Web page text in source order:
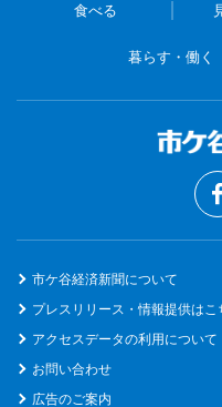
食べる
暮らす・働く
市ケ谷経済新聞について
プレスリリース・情報提供はこ
アクセスデータの利用について
お問い合わせ
広告のご案内